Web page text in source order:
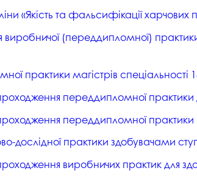
«Якість та фальсифікації харчових
(переддипломної) практики
практики магістрів спеціальності
переддипломної практики
переддипломної практики
дослідної практики здобувачами
виробничих практик для